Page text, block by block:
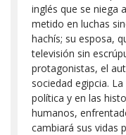
inglés que se niega
metido en luchas
hachís; su esposa,
televisión sin
protagonistas, el
sociedad egipcia.
política y en las
humanos,
cambiará sus vidas